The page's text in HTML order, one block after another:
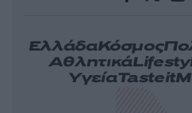
ΕλλάδαΚόσμος
Αθλητικά
ΥγείαTasteit